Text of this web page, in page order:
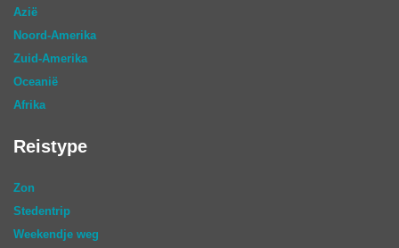
Azië
Noord-Amerika
Zuid-Amerika
Oceanië
Afrika
Reistype
Zon
Stedentrip
Weekendje weg